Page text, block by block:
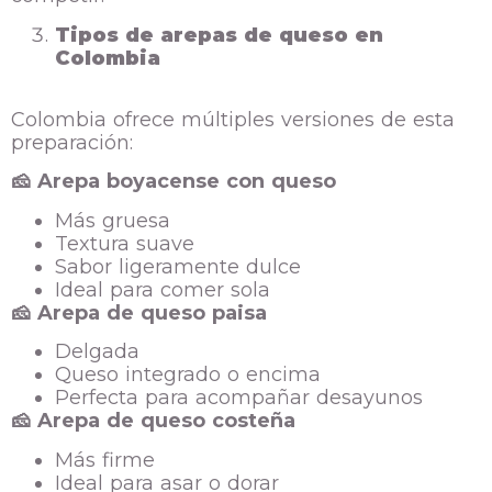
Tipos de arepas de queso en
Colombia
Colombia ofrece múltiples versiones de esta
preparación:
🧀 Arepa boyacense con queso
Más gruesa
Textura suave
Sabor ligeramente dulce
Ideal para comer sola
🧀 Arepa de queso paisa
Delgada
Queso integrado o encima
Perfecta para acompañar desayunos
🧀 Arepa de queso costeña
Más firme
Ideal para asar o dorar